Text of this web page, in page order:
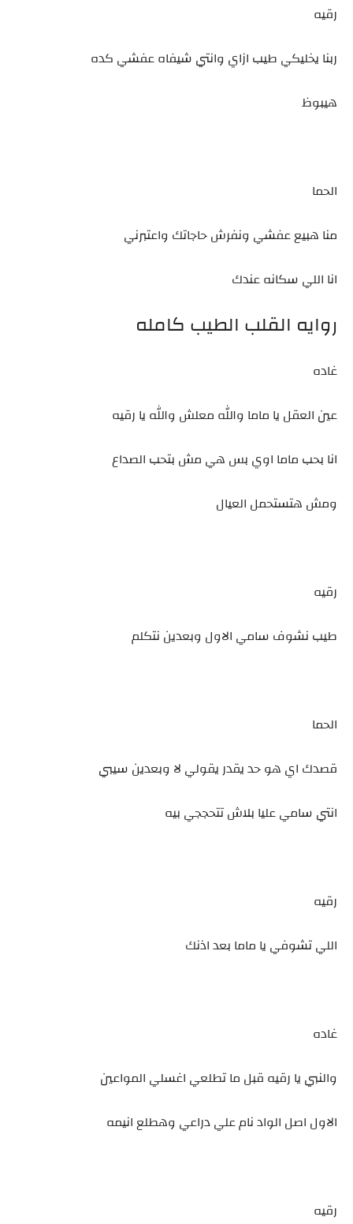
رقيه
ربنا يخليكي طيب ازاي وانتي شيفاه عفشي كده
هيبوظ
الحما
منا هبيع عفشي ونفرش حاجاتك واعتبرني
انا اللي سكانه عندك
روايه القلب الطيب كامله
غاده
عين العقل يا ماما والله معلش والله يا رقيه
انا بحب ماما اوي بس هي مش بتحب الصداع
ومش هتستحمل العيال
رقيه
طيب نشوف سامي الاول وبعدين نتكلم
الحما
قصدك اي هو حد يقدر يقولي لا وبعدين سيبي
انتي سامي عليا بلاش تتحججي بيه
رقيه
اللي تشوفي يا ماما بعد اذنك
غاده
والنبي يا رقيه قبل ما تطلعي اغسلي المواعين
الاول اصل الواد نام علي دراعي وهطلع انيمه
رقيه